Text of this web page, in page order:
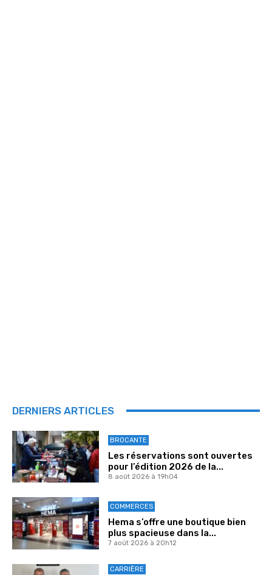
DERNIERS ARTICLES
BROCANTE
Les réservations sont ouvertes
pour l’édition 2026 de la...
8 août 2026 à 19h04
COMMERCES
Hema s’offre une boutique bien
plus spacieuse dans la...
7 août 2026 à 20h12
CARRIÈRE